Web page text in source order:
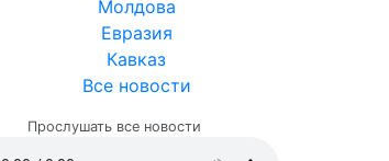
Молдова
Евразия
Кавказ
Все новости
Прослушать все новости